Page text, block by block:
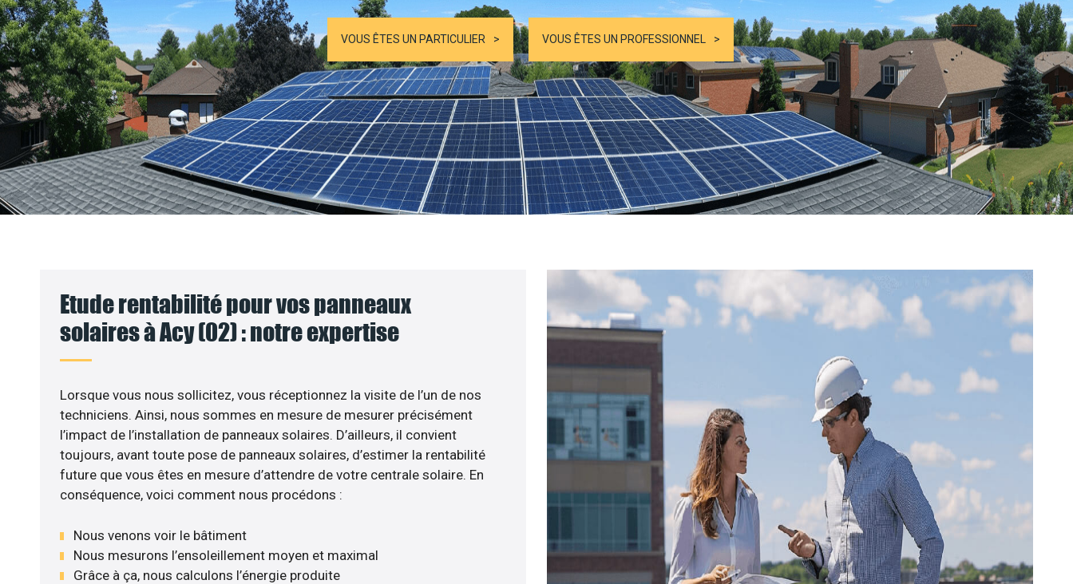
VOUS ÊTES UN PARTICULIER VOUS ÊTES UN PROFESSIONNEL
Etude rentabilité pour vos panneaux
solaires à Acy (02) : notre expertise
Lorsque vous nous sollicitez, vous réceptionnez la visite de l’un de nos
techniciens. Ainsi, nous sommes en mesure de mesurer précisément
l’impact de l’installation de panneaux solaires. D’ailleurs, il convient
toujours, avant toute pose de panneaux solaires, d’estimer la rentabilité
future que vous êtes en mesure d’attendre de votre centrale solaire. En
conséquence, voici comment nous procédons :
Nous venons voir le bâtiment
Nous mesurons l’ensoleillement moyen et maximal
Grâce à ça, nous calculons l’énergie produite